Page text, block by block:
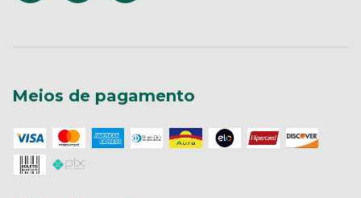
Meios de pagamento